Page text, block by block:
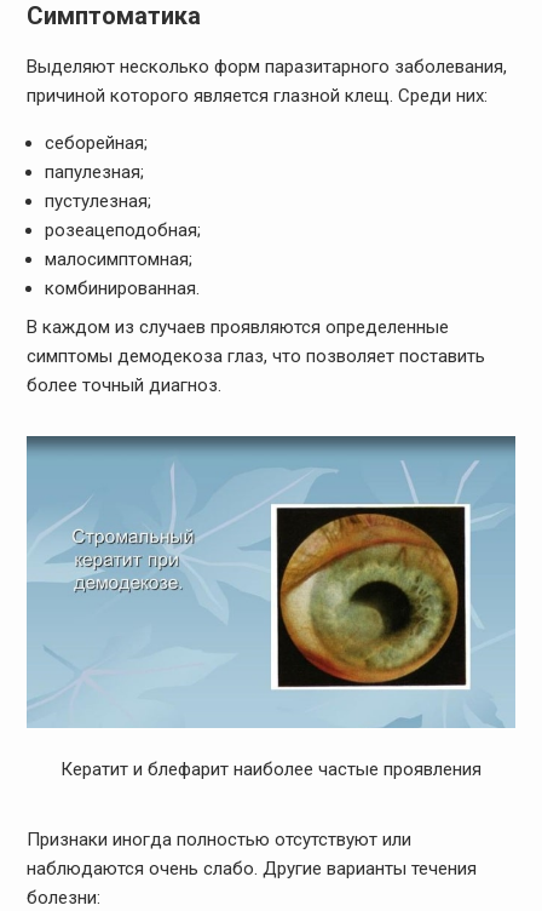
Симптоматика
Выделяют несколько форм паразитарного заболевания,
причиной которого является глазной клещ. Среди них:
себорейная;
папулезная;
пустулезная;
розеацеподобная;
малосимптомная;
комбинированная.
В каждом из случаев проявляются определенные
симптомы демодекоза глаз, что позволяет поставить
более точный диагноз.
Кератит и блефарит наиболее частые проявления
Признаки иногда полностью отсутствуют или
наблюдаются очень слабо. Другие варианты течения
болезни: